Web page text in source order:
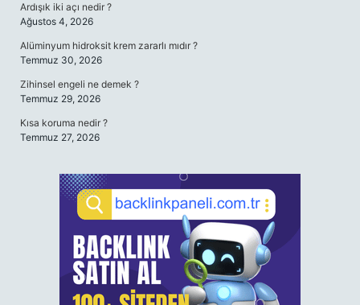
Ardışık iki açı nedir ?
Ağustos 4, 2026
Alüminyum hidroksit krem zararlı mıdır ?
Temmuz 30, 2026
Zihinsel engeli ne demek ?
Temmuz 29, 2026
Kısa koruma nedir ?
Temmuz 27, 2026